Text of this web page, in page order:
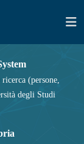
(persone,
degli Studi